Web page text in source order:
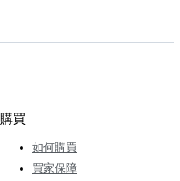
購買
如何購買
買家保障